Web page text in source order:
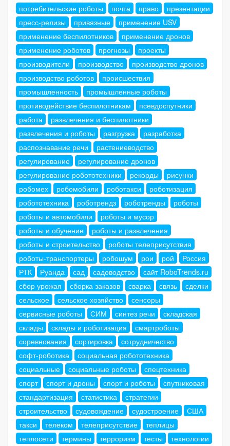
потребительские роботы
почта право
презентации
пресс-релизы
привязные
применение USV
применение беспилотников
применение дронов
применение роботов
прогнозы
проекты
производители
производство
производство дронов
производство роботов
происшествия
промышленность
промышленные роботы
противодействие беспилотникам
псевдоспутники
работа
развлечения и беспилотники
развлечения и роботы
разгрузка
разработка
распознавание речи
растениеводство
регулирование
регулирование дронов
регулирование робототехники
рекорды
рисунки
робомех
робомобили роботакси
роботизация
робототехника
роботрендз роботренды
роботы
роботы и автомобили
роботы и мусор
роботы и обучение
роботы и развлечения
роботы и строительство
роботы телеприсутствия
роботы-транспортеры
робошум рои рой
Россия
РТК
Руанда сад садоводство
сайт RoboTrends.ru
сбор урожая
сборка заказов сварка связь
сделки
сельское
сельское хозяйство
сенсоры
сервисные роботы
СИМ синтез речи
складская
склады
склады и роботизация
смартроботы
соревнования
сортировка
сотрудничество
софт-роботика
социальная робототехника
социальные
социальные роботы
спецтехника
спорт
спорт и дроны спорт и роботы
спутниковая
стандартизация
статистика
стратегии
строительство
судовождение судостроение
США
такси
телеком телеприсутствие
теплицы
теплосети
термины терроризм тесты
технологии